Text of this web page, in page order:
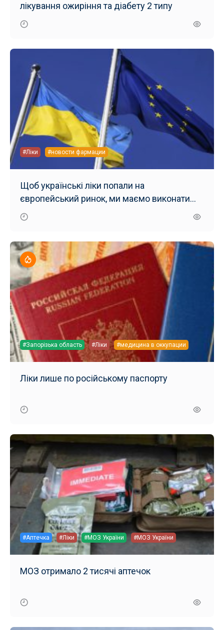
лікування ожиріння та діабету 2 типу
#Ліки #новости фармации
Щоб українські ліки попали на
європейський ринок, ми маємо виконати
низку умов
#Запорізька область #Ліки #медицина в оккупации
Ліки лише по російському паспорту
#Аптечка #Ліки #МОЗ України #МОЗ України
МОЗ отримало 2 тисячі аптечок